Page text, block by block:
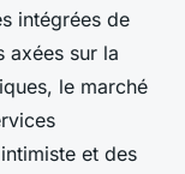
intégrées de
axées sur la
le marché
et des